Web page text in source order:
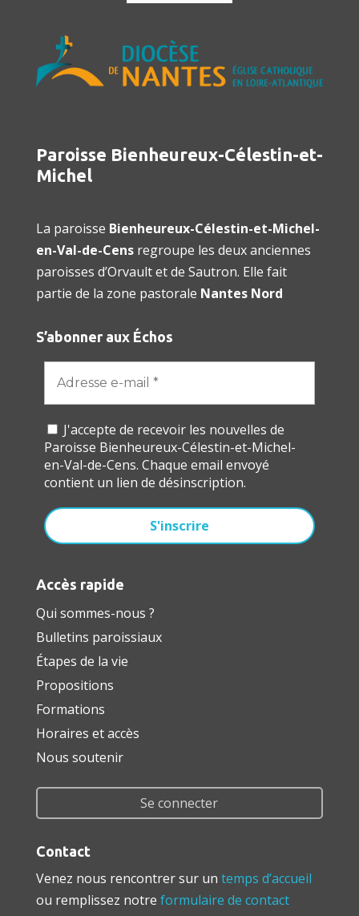
Paroisse Bienheureux-Célestin-et-
Michel
La paroisse Bienheureux-Célestin-et-Michel-
en-Val-de-Censregroupe les deux anciennes
paroisses d’Orvault et de Sautron. Elle fait
partie de la zone pastorale Nantes Nord
S’abonner aux Échos
J'accepte de recevoir les nouvelles de
Paroisse Bienheureux-Célestin-et-Michel-
en-Val-de-Cens. Chaque email envoyé
contient un lien de désinscription.
Accès rapide
Qui sommes-nous ?
Bulletins paroissiaux
Étapes de la vie
Propositions
Formations
Horaires et accès
Nous soutenir
Se connecter
Contact
Venez nous rencontrer sur un temps d’accueil
ou remplissez notre formulaire de contact